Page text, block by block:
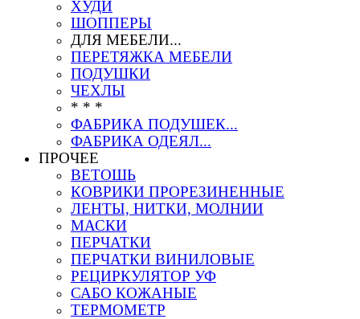
ХУДИ
ШОППЕРЫ
ДЛЯ МЕБЕЛИ...
ПЕРЕТЯЖКА МЕБЕЛИ
ПОДУШКИ
ЧЕХЛЫ
* * *
ФАБРИКА ПОДУШЕК...
ФАБРИКА ОДЕЯЛ...
ПРОЧЕЕ
ВЕТОШЬ
КОВРИКИ ПРОРЕЗИНЕННЫЕ
ЛЕНТЫ, НИТКИ, МОЛНИИ
МАСКИ
ПЕРЧАТКИ
ПЕРЧАТКИ ВИНИЛОВЫЕ
РЕЦИРКУЛЯТОР УФ
САБО КОЖАНЫЕ
ТЕРМОМЕТР